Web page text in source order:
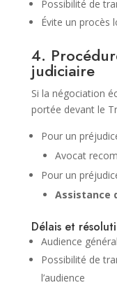
Possibilité de
Évite un procès
4.
judiciaire
Si la négociation
portée devant le
Pour un
Avocat
Pour un
Assistance
Délais et
Audience
Possibilité de
l’audience